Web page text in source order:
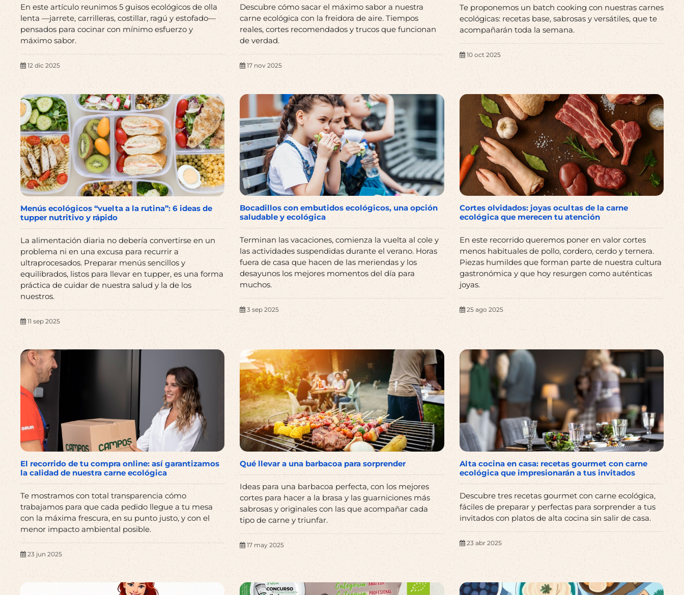
En este artículo reunimos 5 guisos ecológicos de olla
lenta —jarrete, carrilleras, costillar, ragú y estofado—
pensados para cocinar con mínimo esfuerzo y
máximo sabor.
12 dic 2025
Descubre cómo sacar el máximo sabor a nuestra
carne ecológica con la freidora de aire. Tiempos
reales, cortes recomendados y trucos que funcionan
de verdad.
17 nov 2025
Te proponemos un batch cooking con nuestras carnes
ecológicas: recetas base, sabrosas y versátiles, que te
acompañarán toda la semana.
10 oct 2025
Menús ecológicos “vuelta a la rutina”: 6 ideas de
tupper nutritivo y rápido
La alimentación diaria no debería convertirse en un
problema ni en una excusa para recurrir a
ultraprocesados. Preparar menús sencillos y
equilibrados, listos para llevar en tupper, es una forma
práctica de cuidar de nuestra salud y la de los
nuestros.
11 sep 2025
Bocadillos con embutidos ecológicos, una opción
saludable y ecológica
Terminan las vacaciones, comienza la vuelta al cole y
las actividades suspendidas durante el verano. Horas
fuera de casa que hacen de las meriendas y los
desayunos los mejores momentos del día para
muchos.
3 sep 2025
Cortes olvidados: joyas ocultas de la carne
ecológica que merecen tu atención
En este recorrido queremos poner en valor cortes
menos habituales de pollo, cordero, cerdo y ternera.
Piezas humildes que forman parte de nuestra cultura
gastronómica y que hoy resurgen como auténticas
joyas.
25 ago 2025
El recorrido de tu compra online: así garantizamos
la calidad de nuestra carne ecológica
Te mostramos con total transparencia cómo
trabajamos para que cada pedido llegue a tu mesa
con la máxima frescura, en su punto justo, y con el
menor impacto ambiental posible.
23 jun 2025
Qué llevar a una barbacoa para sorprender
Ideas para una barbacoa perfecta, con los mejores
cortes para hacer a la brasa y las guarniciones más
sabrosas y originales con las que acompañar cada
tipo de carne y triunfar.
17 may 2025
Alta cocina en casa: recetas gourmet con carne
ecológica que impresionarán a tus invitados
Descubre tres recetas gourmet con carne ecológica,
fáciles de preparar y perfectas para sorprender a tus
invitados con platos de alta cocina sin salir de casa.
23 abr 2025